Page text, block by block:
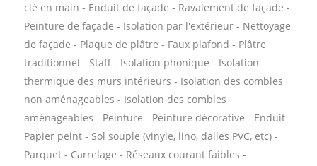
clé en main - Enduit de façade - Ravalement de façade -
Peinture de façade - Isolation par l'extérieur - Nettoyage
de façade - Plaque de plâtre - Faux plafond - Plâtre
traditionnel - Staff - Isolation phonique - Isolation
thermique des murs intérieurs - Isolation des combles
non aménageables - Isolation des combles
aménageables - Peinture - Peinture décorative - Enduit -
Papier peint - Sol souple (vinyle, lino, dalles PVC, etc) -
Parquet - Carrelage - Réseaux courant faibles -